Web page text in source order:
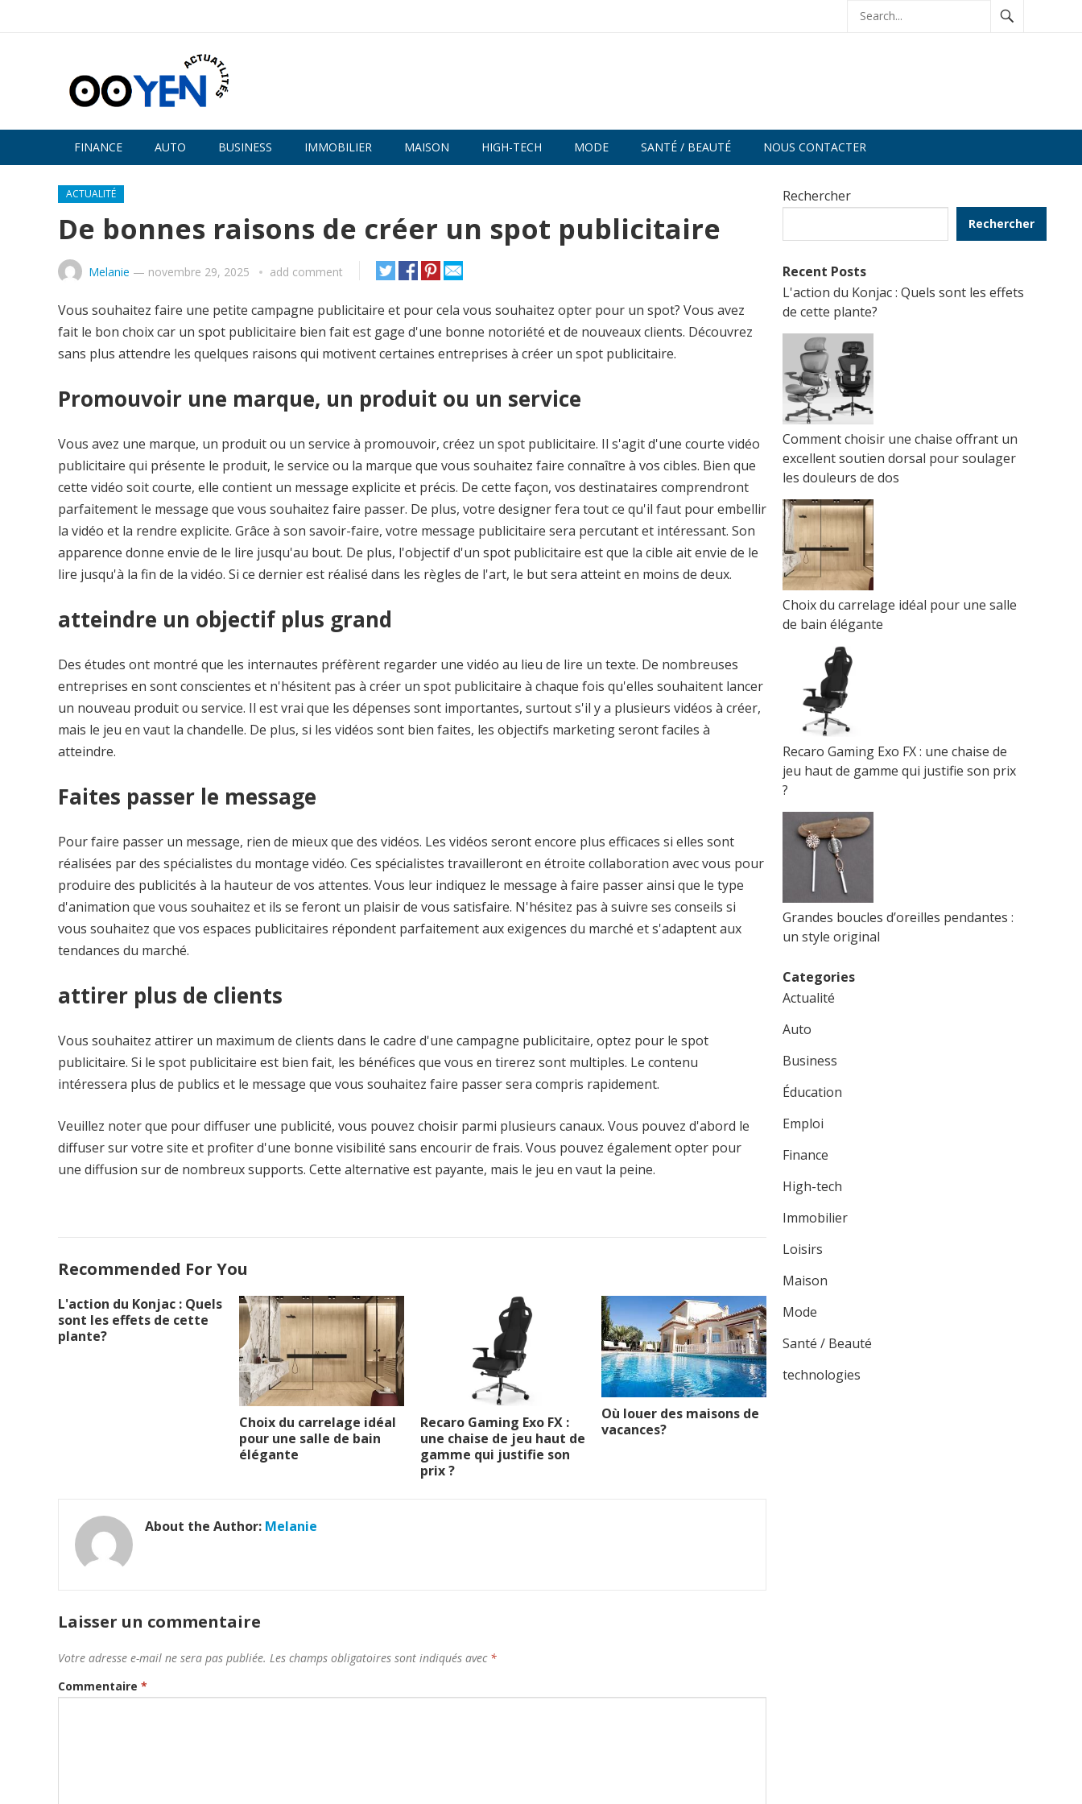
FINANCE AUTO BUSINESS IMMOBILIER MAISON HIGH-TECH MODE SANTÉ / BEAUTÉ NOUS CONTACTER
ACTUALITÉ
De bonnes raisons de créer un spot publicitaire
Melanie — novembre 29, 2025 add comment
Vous souhaitez faire une petite campagne publicitaire et pour cela vous souhaitez opter pour un spot? Vous avez
fait le bon choix car un spot publicitaire bien fait est gage d'une bonne notoriété et de nouveaux clients. Découvrez
sans plus attendre les quelques raisons qui motivent certaines entreprises à créer un spot publicitaire.
Promouvoir une marque, un produit ou un service
Vous avez une marque, un produit ou un service à promouvoir, créez un spot publicitaire. Il s'agit d'une courte vidéo
publicitaire qui présente le produit, le service ou la marque que vous souhaitez faire connaître à vos cibles. Bien que
cette vidéo soit courte, elle contient un message explicite et précis. De cette façon, vos destinataires comprendront
parfaitement le message que vous souhaitez faire passer. De plus, votre designer fera tout ce qu'il faut pour embellir
la vidéo et la rendre explicite. Grâce à son savoir-faire, votre message publicitaire sera percutant et intéressant. Son
apparence donne envie de le lire jusqu'au bout. De plus, l'objectif d'un spot publicitaire est que la cible ait envie de le
lire jusqu'à la fin de la vidéo. Si ce dernier est réalisé dans les règles de l'art, le but sera atteint en moins de deux.
atteindre un objectif plus grand
Des études ont montré que les internautes préfèrent regarder une vidéo au lieu de lire un texte. De nombreuses
entreprises en sont conscientes et n'hésitent pas à créer un spot publicitaire à chaque fois qu'elles souhaitent lancer
un nouveau produit ou service. Il est vrai que les dépenses sont importantes, surtout s'il y a plusieurs vidéos à créer,
mais le jeu en vaut la chandelle. De plus, si les vidéos sont bien faites, les objectifs marketing seront faciles à
atteindre.
Faites passer le message
Pour faire passer un message, rien de mieux que des vidéos. Les vidéos seront encore plus efficaces si elles sont
réalisées par des spécialistes du montage vidéo. Ces spécialistes travailleront en étroite collaboration avec vous pour
produire des publicités à la hauteur de vos attentes. Vous leur indiquez le message à faire passer ainsi que le type
d'animation que vous souhaitez et ils se feront un plaisir de vous satisfaire. N'hésitez pas à suivre ses conseils si
vous souhaitez que vos espaces publicitaires répondent parfaitement aux exigences du marché et s'adaptent aux
tendances du marché.
attirer plus de clients
Vous souhaitez attirer un maximum de clients dans le cadre d'une campagne publicitaire, optez pour le spot
publicitaire. Si le spot publicitaire est bien fait, les bénéfices que vous en tirerez sont multiples. Le contenu
intéressera plus de publics et le message que vous souhaitez faire passer sera compris rapidement.
Veuillez noter que pour diffuser une publicité, vous pouvez choisir parmi plusieurs canaux. Vous pouvez d'abord le
diffuser sur votre site et profiter d'une bonne visibilité sans encourir de frais. Vous pouvez également opter pour
une diffusion sur de nombreux supports. Cette alternative est payante, mais le jeu en vaut la peine.
Recommended For You
L'action du Konjac : Quels
sont les effets de cette
plante?
Choix du carrelage idéal
pour une salle de bain
élégante
Recaro Gaming Exo FX :
une chaise de jeu haut de
gamme qui justifie son
prix ?
Où louer des maisons de
vacances?
About the Author: Melanie
Laisser un commentaire
Votre adresse e-mail ne sera pas publiée. Les champs obligatoires sont indiqués avec *
Commentaire *
Rechercher
Rechercher
Recent Posts
L'action du Konjac : Quels sont les effets
de cette plante?
Comment choisir une chaise offrant un
excellent soutien dorsal pour soulager
les douleurs de dos
Choix du carrelage idéal pour une salle
de bain élégante
Recaro Gaming Exo FX : une chaise de
jeu haut de gamme qui justifie son prix
?
Grandes boucles d’oreilles pendantes :
un style original
Categories
Actualité
Auto
Business
Éducation
Emploi
Finance
High-tech
Immobilier
Loisirs
Maison
Mode
Santé / Beauté
technologies